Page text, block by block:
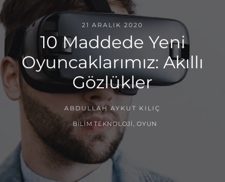
21 ARALIK 2020
10 Maddede Yeni
Oyuncaklarımız: Akıllı
Gözlükler
ABDULLAH AYKUT KILIÇ
BILIM TEKNOLOJI ,OYUN